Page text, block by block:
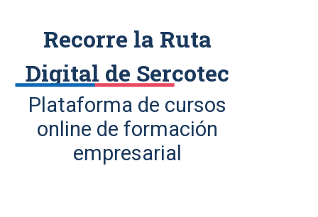
Recorre la Ruta
Digital de Sercotec
Plataforma de cursos
online de formación
empresarial